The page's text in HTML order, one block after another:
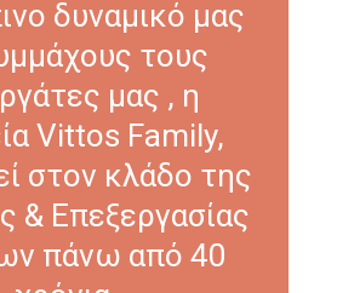
δυναμικό μας
τους
μας , η
Vittos Family,
στον κλάδο της
& Επεξεργασίας
πάνω από 40